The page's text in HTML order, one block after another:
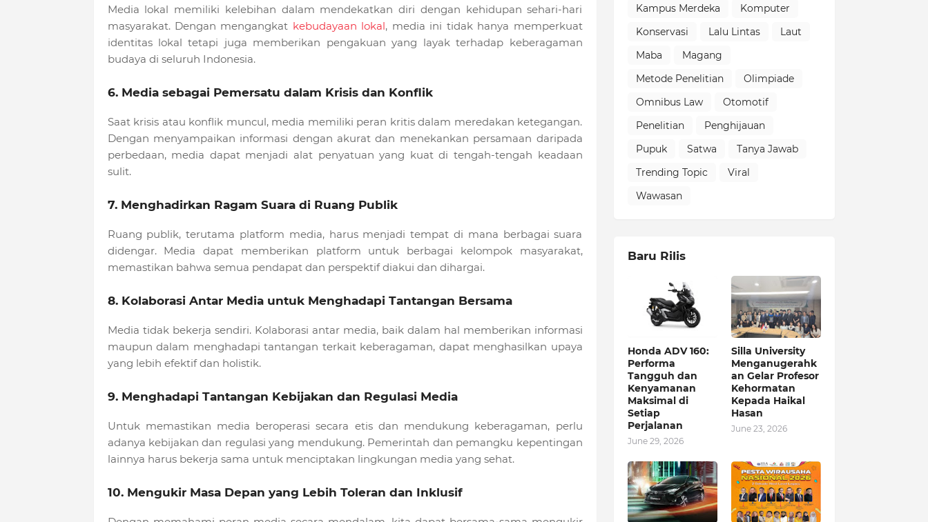
Media lokal memiliki kelebihan dalam mendekatkan diri dengan kehidupan sehari-hari
masyarakat. Dengan mengangkat kebudayaan lokal, media ini tidak hanya memperkuat
identitas lokal tetapi juga memberikan pengakuan yang layak terhadap keberagaman
budaya di seluruh Indonesia.
6. Media sebagai Pemersatu dalam Krisis dan Konflik
Saat krisis atau konflik muncul, media memiliki peran kritis dalam meredakan ketegangan.
Dengan menyampaikan informasi dengan akurat dan menekankan persamaan daripada
perbedaan, media dapat menjadi alat penyatuan yang kuat di tengah-tengah keadaan
sulit.
7. Menghadirkan Ragam Suara di Ruang Publik
Ruang publik, terutama platform media, harus menjadi tempat di mana berbagai suara
didengar. Media dapat memberikan platform untuk berbagai kelompok masyarakat,
memastikan bahwa semua pendapat dan perspektif diakui dan dihargai.
8. Kolaborasi Antar Media untuk Menghadapi Tantangan Bersama
Media tidak bekerja sendiri. Kolaborasi antar media, baik dalam hal memberikan informasi
maupun dalam menghadapi tantangan terkait keberagaman, dapat menghasilkan upaya
yang lebih efektif dan holistik.
9. Menghadapi Tantangan Kebijakan dan Regulasi Media
Untuk memastikan media beroperasi secara etis dan mendukung keberagaman, perlu
adanya kebijakan dan regulasi yang mendukung. Pemerintah dan pemangku kepentingan
lainnya harus bekerja sama untuk menciptakan lingkungan media yang sehat.
10. Mengukir Masa Depan yang Lebih Toleran dan Inklusif
Kampus Merdeka
Komputer
Konservasi
Lalu Lintas
Laut
Maba
Magang
Metode Penelitian
Olimpiade
Omnibus Law
Otomotif
Penelitian
Penghijauan
Pupuk
Satwa
Tanya Jawab
Trending Topic
Viral
Wawasan
Baru Rilis
Honda ADV 160:
Performa
Tangguh dan
Kenyamanan
Maksimal di
Setiap
Perjalanan
June 29, 2026
Silla University
Menganugerahk
an Gelar Profesor
Kehormatan
Kepada Haikal
Hasan
June 23, 2026